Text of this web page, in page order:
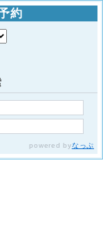
約
powered byなっぷ